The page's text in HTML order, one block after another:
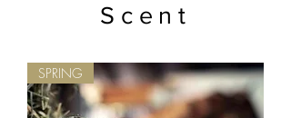
Scent
SPRING